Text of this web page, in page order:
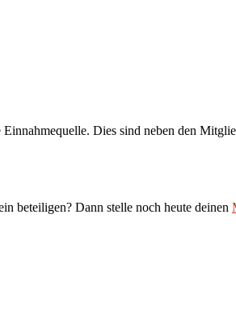
Einnahmequelle. Dies sind neben den
beteiligen? Dann stelle noch heute deinen